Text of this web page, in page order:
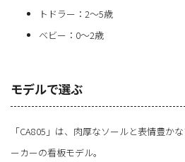
トドラー：2～5歳
ベビー：0～2歳
モデルで選ぶ
「CA805」は、肉厚なソールと表情豊か
ーカーの看板モデル。